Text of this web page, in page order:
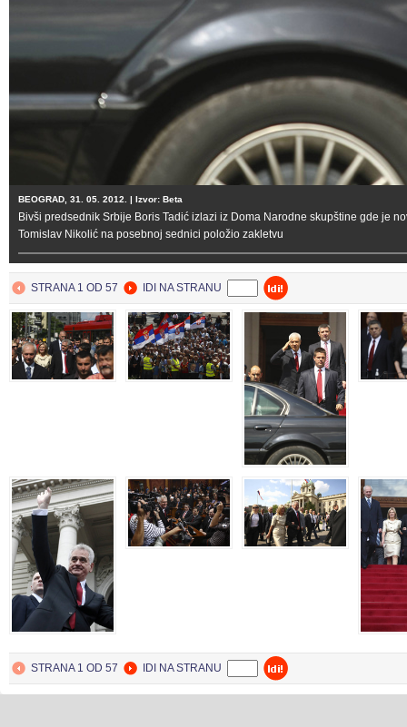
BEOGRAD, 31. 05. 2012. | Izvor: Beta
Bivši predsednik Srbije Boris Tadić izlazi iz Doma Narodne skupštine gde je
Tomislav Nikolić na posebnoj sednici položio zakletvu
STRANA 1 OD 57 IDI NA STRANU
STRANA 1 OD 57 IDI NA STRANU
31. May 2012.